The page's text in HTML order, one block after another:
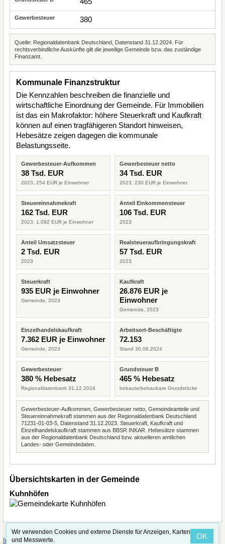
380
Quelle: Regionaldatenbank Deutschland, Datenstand 31.12.2024. Für
rechtsverbindliche Auskünfte gilt die jeweilige Gemeinde bzw. das zuständige
Finanzamt.
Kommunale Finanzstruktur
Die Kennzahlen beschreiben die finanzielle und
wirtschaftliche Einordnung der Gemeinde. Für Immobilien
ist das ein Makrofaktor: höhere Steuerkraft und Kaufkraft
können auf einen tragfähigeren Standort hinweisen,
Hebesätze zeigen dagegen die kommunale
Belastungsseite.
Gewerbesteuer-Aufkommen
38 Tsd. EUR
2023, 254 EUR je Einwohner
Gewerbesteuer netto
34 Tsd. EUR
2023, 230 EUR je Einwohner
Steuereinnahmekraft
162 Tsd. EUR
2023, 1.092 EUR je Einwohner
Anteil Einkommensteuer
106 Tsd. EUR
2023
Anteil Umsatzsteuer
2 Tsd. EUR
2023
Realsteueraufbringungskraft
57 Tsd. EUR
2023
Steuerkraft
935 EUR je Einwohner
Gemeinde, 2023
Kaufkraft
26.876 EUR je
Einwohner
Gemeinde, 2023
Einzelhandelskaufkraft
7.362 EUR je Einwohner
Gemeinde, 2023
Arbeitsort-Beschäftigte
72.153
Stand 30.06.2024
Gewerbesteuer
380 % Hebesatz
Regionaldatenbank 31.12.2024
Grundsteuer B
465 % Hebesatz
bebaute/bebaubare Grundstücke
Gewerbesteuer-Aufkommen, Gewerbesteuer netto, Gemeindeanteile und
Steuereinnahmekraft stammen aus der Regionaldatenbank Deutschland
71231-01-03-5, Datenstand 31.12.2023. Steuerkraft, Kaufkraft und
Einzelhandelskaufkraft stammen aus BBSR INKAR. Hebesätze stammen
aus der Regionaldatenbank Deutschland bzw. aktuelleren amtlichen
Landes- oder Gemeindedaten.
Übersichtskarten in der Gemeinde
Kuhnhöfen
Impressum·Straßenindex
Wir verwenden Cookies und externe Dienste für Anzeigen, Karten
und Messwerte.
OK